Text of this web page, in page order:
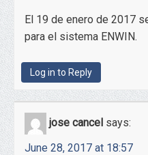
El 19 de enero de 2017
para el sistema ENWIN.
Log in to Reply
jose cancel says:
June 28, 2017 at 18:57